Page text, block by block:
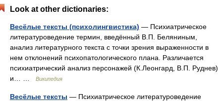
Look at other dictionaries:
Весёлые тексты (психолингвистика) — Психиатрическое
литературоведение термин, введённый В.П. Беляниным,
анализ литературного текста с точки зрения выраженности в
нем отклонений психопатологического плана. Различается
психиатрический анализ персонажей (К.Леонгард, В.П. Руднев)
и… …
Википедия
Весёлые тексты — Психиатрическое литературоведение